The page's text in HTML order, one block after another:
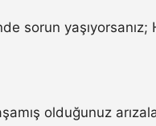
sorun yaşıyorsanız;
olduğunuz